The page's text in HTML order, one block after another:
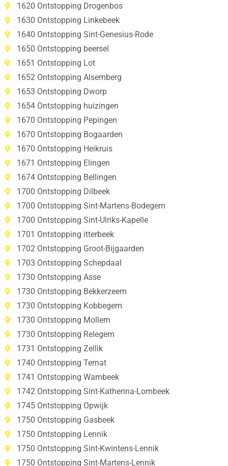
1620 Ontstopping Drogenbos
1630 Ontstopping Linkebeek
1640 Ontstopping Sint-Genesius-Rode
1650 Ontstopping beersel
1651 Ontstopping Lot
1652 Ontstopping Alsemberg
1653 Ontstopping Dworp
1654 Ontstopping huizingen
1670 Ontstopping Pepingen
1670 Ontstopping Bogaarden
1670 Ontstopping Heikruis
1671 Ontstopping Elingen
1674 Ontstopping Bellingen
1700 Ontstopping Dilbeek
1700 Ontstopping Sint-Martens-Bodegem
1700 Ontstopping Sint-Ulriks-Kapelle
1701 Ontstopping itterbeek
1702 Ontstopping Groot-Bijgaarden
1703 Ontstopping Schepdaal
1730 Ontstopping Asse
1730 Ontstopping Bekkerzeem
1730 Ontstopping Kobbegem
1730 Ontstopping Mollem
1730 Ontstopping Relegem
1731 Ontstopping Zellik
1740 Ontstopping Ternat
1741 Ontstopping Wambeek
1742 Ontstopping Sint-Katherina-Lombeek
1745 Ontstopping Opwijk
1750 Ontstopping Gasbeek
1750 Ontstopping Lennik
1750 Ontstopping Sint-Kwintens-Lennik
1750 Ontstopping Sint-Martens-Lennik